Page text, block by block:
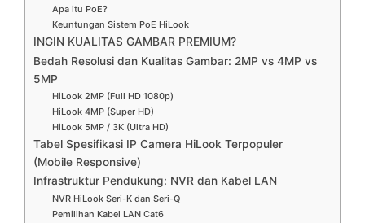
Apa itu PoE?
Keuntungan Sistem PoE HiLook
INGIN KUALITAS GAMBAR PREMIUM?
Bedah Resolusi dan Kualitas Gambar: 2MP vs 4MP vs
5MP
HiLook 2MP (Full HD 1080p)
HiLook 4MP (Super HD)
HiLook 5MP / 3K (Ultra HD)
Tabel Spesifikasi IP Camera HiLook Terpopuler
(Mobile Responsive)
Infrastruktur Pendukung: NVR dan Kabel LAN
NVR HiLook Seri-K dan Seri-Q
Pemilihan Kabel LAN Cat6